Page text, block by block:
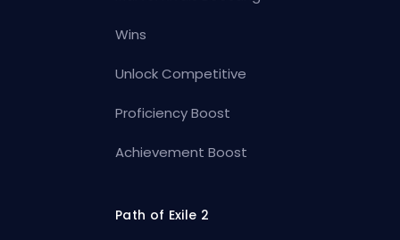
Wins
Unlock Competitive
Proficiency Boost
Achievement Boost
Path of Exile 2